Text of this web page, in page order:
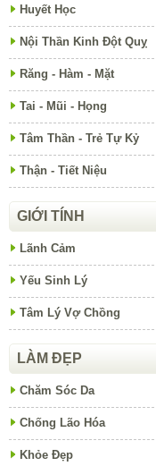
Huyết Học
Nội Thần Kinh Đột Quỵ
Răng - Hàm - Mặt
Tai - Mũi - Họng
Tâm Thần - Trẻ Tự Kỷ
Thận - Tiết Niệu
GIỚI TÍNH
Lãnh Cảm
Yếu Sinh Lý
Tâm Lý Vợ Chồng
LÀM ĐẸP
Chăm Sóc Da
Chống Lão Hóa
Khỏe Đẹp